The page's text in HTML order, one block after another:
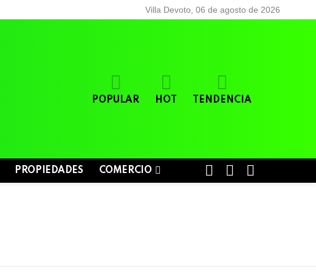
Villa Devoto, 06 de agosto de 2026
POPULAR HOT TENDENCIA
PROPIEDADES COMERCIO
SWITCH
SKIN